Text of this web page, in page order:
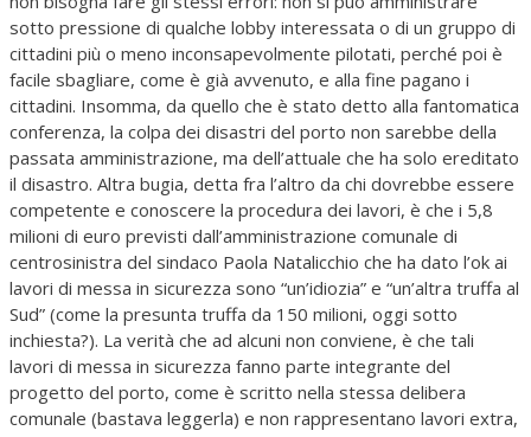
sotto pressione di qualche lobby interessata o di un gruppo di
cittadini più o meno inconsapevolmente pilotati, perché poi è
facile sbagliare, come è già avvenuto, e alla fine pagano i
cittadini. Insomma, da quello che è stato detto alla fantomatica
conferenza, la colpa dei disastri del porto non sarebbe della
passata amministrazione, ma dell’attuale che ha solo ereditato
il disastro. Altra bugia, detta fra l’altro da chi dovrebbe essere
competente e conoscere la procedura dei lavori, è che i 5,8
milioni di euro previsti dall’amministrazione comunale di
centrosinistra del sindaco Paola Natalicchio che ha dato l’ok ai
lavori di messa in sicurezza sono “un’idiozia” e “un’altra truffa al
Sud” (come la presunta truffa da 150 milioni, oggi sotto
inchiesta?). La verità che ad alcuni non conviene, è che tali
lavori di messa in sicurezza fanno parte integrante del
progetto del porto, come è scritto nella stessa delibera
comunale (bastava leggerla) e non rappresentano lavori extra,